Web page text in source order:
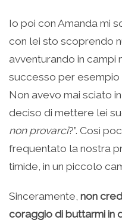
Io poi con Amanda mi
con lei sto scoprendo
avventurando in campi
successo per esempio
Non avevo mai sciato
deciso di mettere lei
non provarci?”. Così
frequentato la nostra
timide, in un piccolo
Sinceramente, non
coraggio di buttarmi in